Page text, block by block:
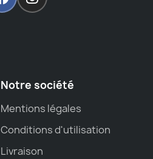
Notre société
Mentions légales
Conditions d'utilisation
Livraison